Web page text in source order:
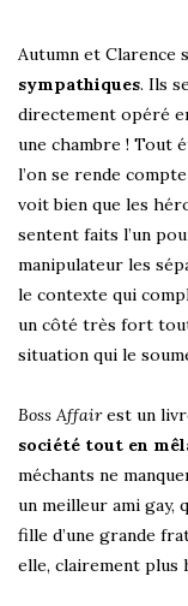
Autumn et Clarence
sympathiques. Ils
directement opéré
une chambre ! Tout
l’on se rende
voit bien que les
sentent faits l’un
manipulateur les
le contexte qui
un côté très fort tout
situation qui le
Boss Affairest un
société tout en
méchants ne
un meilleur ami gay,
fille d’une grande
elle, clairement plus